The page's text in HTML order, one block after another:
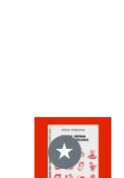
★
DODAJ
DO
KOSZYKA